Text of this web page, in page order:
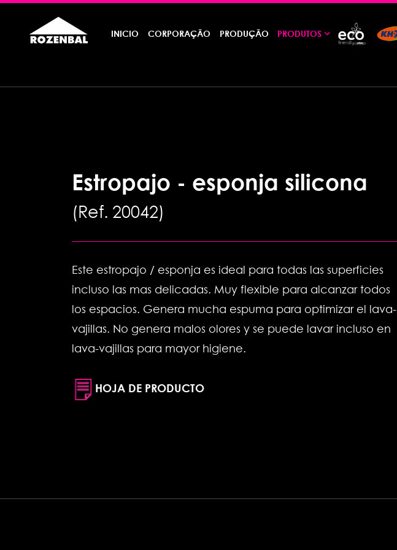
INICIO CORPORAÇÃO PRODUÇÃO PRODUTOS
Estropajo - esponja silicona
Ref. 20042
Este estropajo / esponja es ideal para todas las superficies
incluso las mas delicadas. Muy flexible para alcanzar todos
los espacios. Genera mucha espuma para optimizar el lava-
vajillas. No genera malos olores y se puede lavar incluso en
lava-vajillas para mayor higiene.
HOJA DE PRODUCTO